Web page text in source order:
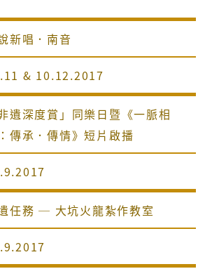
新唱．南音
& 10.12.2017
非遺深度賞」同樂日暨《一脈相
傳承．傳情》短片啟播
任務 ─ 大坑火龍紮作教室